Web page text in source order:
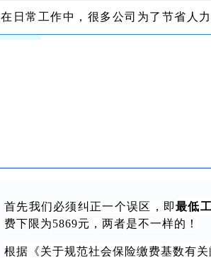
在日常工作中，很多公司为了节省人
首先我们必须纠正一个误区，即最低
费下限为5869元，两者是不一样的！
根据《关于规范社会保险缴费基数有